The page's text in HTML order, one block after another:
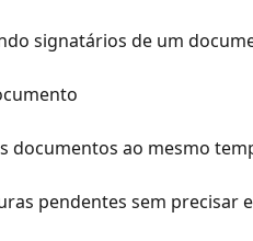
signatários de um
documentos ao mesmo
pendentes sem precisar